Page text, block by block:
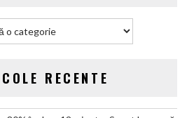
în
RECENTE